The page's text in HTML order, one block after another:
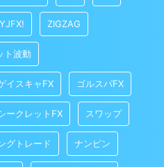
YJFX! ZIGZAG
ト波動
イスキャFX ゴルスパFX
ークレットFX スワップ
グトレード ナンピン